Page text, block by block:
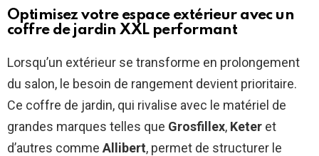
Optimisez votre espace extérieur avec un
coffre de jardin XXL performant
Lorsqu’un extérieur se transforme en prolongement
du salon, le besoin de rangement devient prioritaire.
Ce coffre de jardin, qui rivalise avec le matériel de
grandes marques telles que Grosfillex, Keter et
d’autres comme Allibert, permet de structurer le